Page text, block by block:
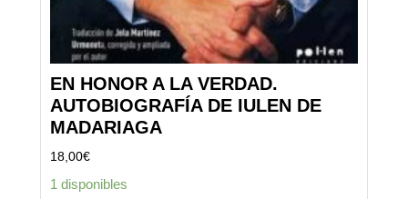
EN HONOR A LA VERDAD.
AUTOBIOGRAFÍA DE IULEN DE
MADARIAGA
18,00€
1 disponibles